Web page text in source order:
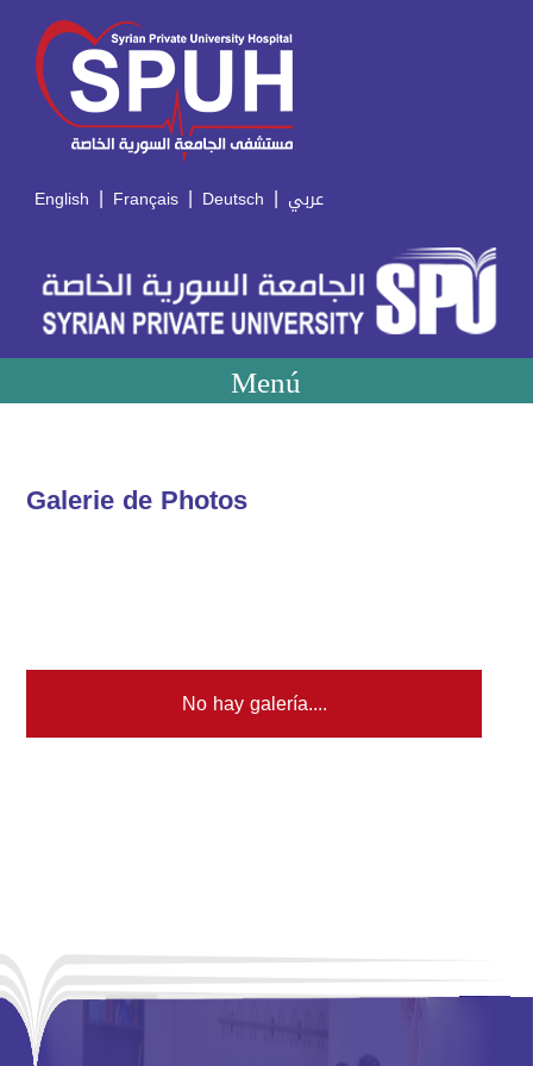
English | Français | Deutsch | عربي
Menú
Galerie de Photos
No hay galería....